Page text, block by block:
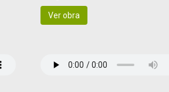
Ver obra